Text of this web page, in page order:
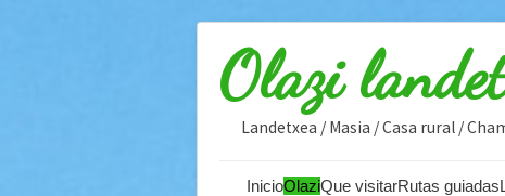
Olazi
Landetxea / Masia / Casa rural /
InicioOlaziQue visitarRutas guiadas